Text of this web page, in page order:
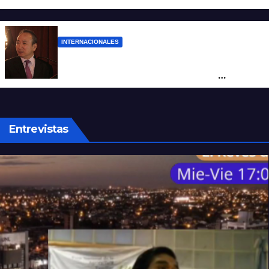
reclamó condenas internacionales
INTERNACIONALES
“obstrucción”
Entrevistas